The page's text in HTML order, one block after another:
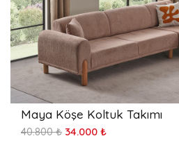
Maya Köşe Koltuk Takımı
40.800 ₺ 34.000 ₺